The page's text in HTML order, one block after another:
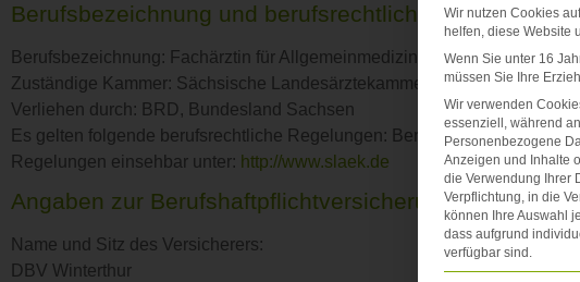
Berufsbezeichnung und berufsrechtliche Regelungen
Berufsbezeichnung: Fachärztin für Allgemeinmedizin
Zuständige Kammer: Sächsische Landesärztekammer
Verliehen durch: BRD, Bundesland Sachsen
Es gelten folgende berufsrechtliche Regelungen: Berufsordnung
Regelungen einsehbar unter: http://www.slaek.de
Angaben zur Berufshaftpflichtversicherung
Name und Sitz des Versicherers:
DBV Winterthur
Wir nutzen Cookies
helfen, diese Website
Wenn Sie unter 16
müssen Sie Ihre
Wir verwenden
essenziell, während
Personenbezogene
Anzeigen und Inhalte
die Verwendung Ihrer
Verpflichtung, in die
können Ihre Auswahl
dass aufgrund
verfügbar sind.